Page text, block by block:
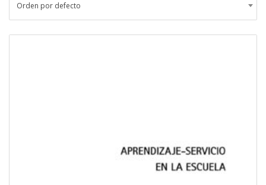
Orden por defecto